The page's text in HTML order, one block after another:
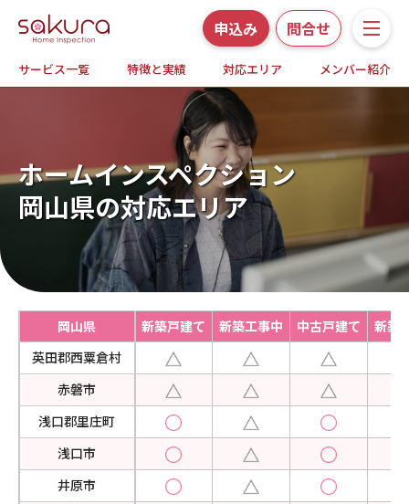
申込み 問合せ
サービス一覧 特徴と実績 対応エリア メンバー紹介
サービス一覧
さくら事務所の特徴と実績
ホームインスペクションとは
対応エリア
メンバー紹介
よくある質問
お知らせ・プレスリリース
現場事例・お役立ちコラム
さくら事務所について
ホームインスペクション
岡山県の対応エリア
岡山県 新築戸建て 新築工事中 中古戸建て
新築
英田郡西粟倉村
赤磐市
浅口郡里庄町
浅口市
井原市